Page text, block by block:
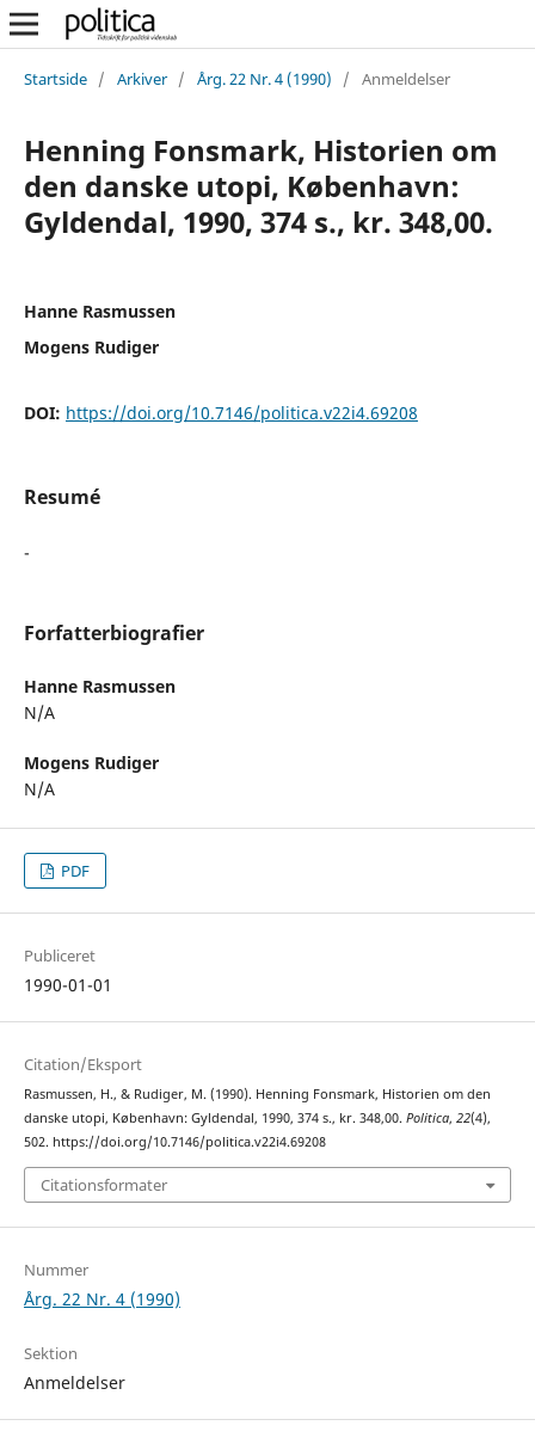
Startside / Arkiver / Årg. 22 Nr. 4 (1990) / Anmeldelser
Henning Fonsmark, Historien om
den danske utopi, København:
Gyldendal, 1990, 374 s., kr. 348,00.
Hanne Rasmussen
Mogens Rudiger
DOI: https://doi.org/10.7146/politica.v22i4.69208
Resumé
-
Forfatterbiografier
Hanne Rasmussen
N/A
Mogens Rudiger
N/A
PDF
Publiceret
1990-01-01
Citation/Eksport
Rasmussen, H., & Rudiger, M. (1990). Henning Fonsmark, Historien om den
danske utopi, København: Gyldendal, 1990, 374 s., kr. 348,00. Politica, 22(4),
502. https://doi.org/10.7146/politica.v22i4.69208
Citationsformater
Nummer
Årg. 22 Nr. 4 (1990)
Sektion
Anmeldelser